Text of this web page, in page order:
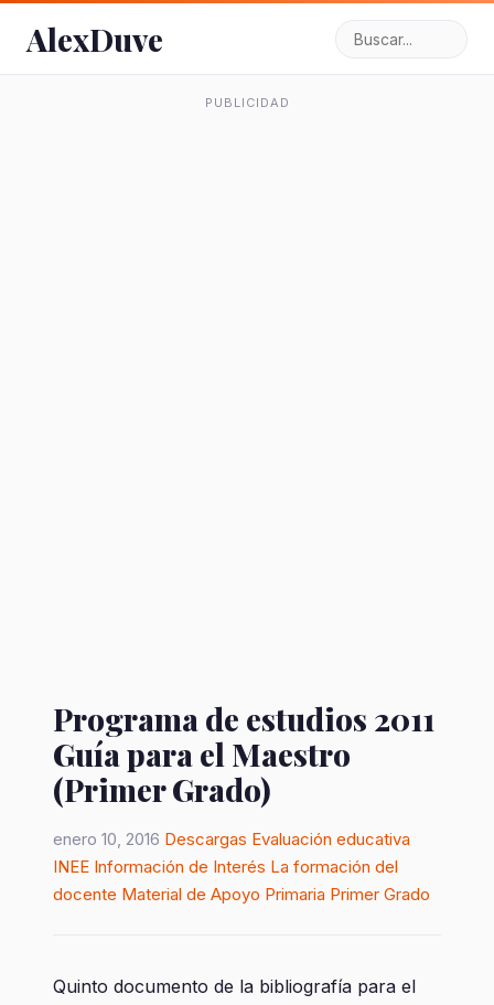
AlexDuve
PUBLICIDAD
Programa de estudios 2011
Guía para el Maestro
(Primer Grado)
enero 10, 2016 Descargas Evaluación educativa
INEE Información de Interés La formación del
docente Material de Apoyo Primaria Primer Grado
Quinto documento de la bibliografía para el